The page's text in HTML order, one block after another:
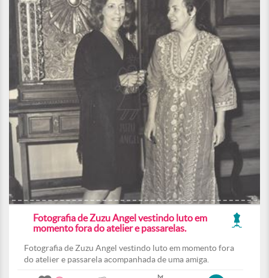
Fotografia de Zuzu Angel vestindo luto em
momento fora do atelier e passarelas.
Fotografia de Zuzu Angel vestindo luto em momento fora
do atelier e passarela acompanhada de uma amiga.